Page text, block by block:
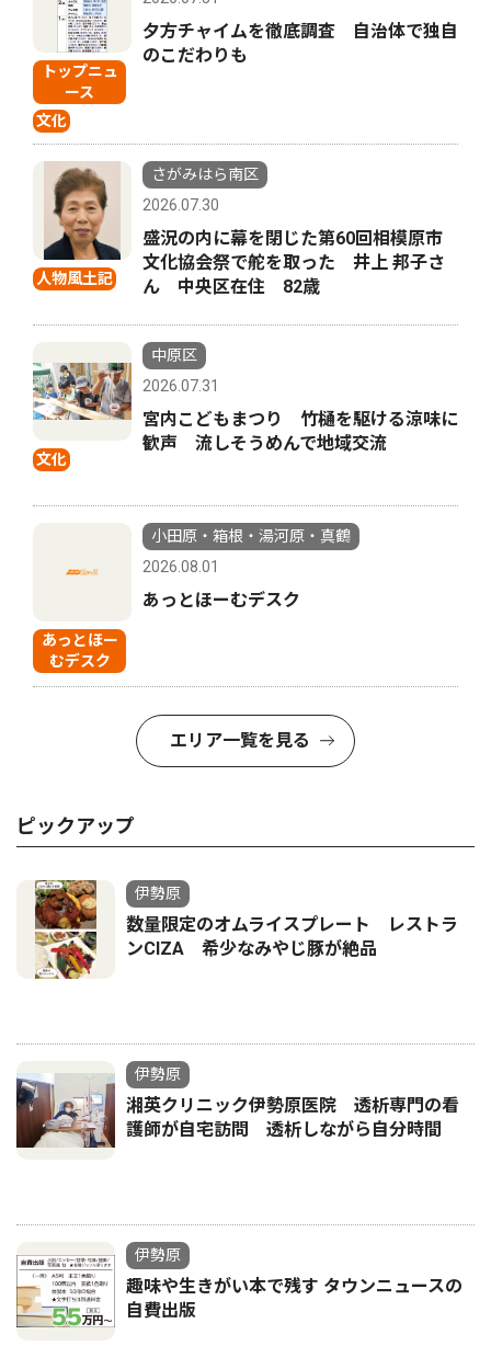
トップニュ
ース
文化
夕方チャイムを徹底調査 自治体で独自
のこだわりも
人物風土記
さがみはら南区
2026.07.30
盛況の内に幕を閉じた第60回相模原市
文化協会祭で舵を取った 井上 邦子さ
ん 中央区在住 82歳
文化
中原区
2026.07.31
宮内こどもまつり 竹樋を駆ける涼味に
歓声 流しそうめんで地域交流
あっとほー
むデスク
小田原・箱根・湯河原・真鶴
2026.08.01
あっとほーむデスク
エリア一覧を見る
ピックアップ
伊勢原
数量限定のオムライスプレート レストラ
ンCIZA 希少なみやじ豚が絶品
伊勢原
湘英クリニック伊勢原医院 透析専門の看
護師が自宅訪問 透析しながら自分時間
伊勢原
趣味や生きがい本で残す タウンニュースの
自費出版